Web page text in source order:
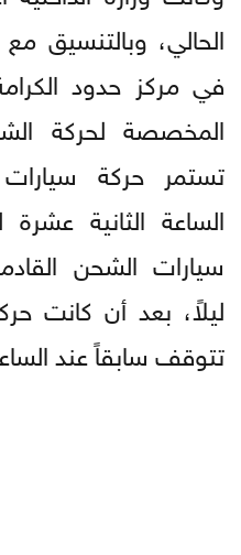
الحالي، وبالتنسيق
في مركز حدود
المخصصة لحركة
تستمر حركة
الساعة الثانية
سيارات الشحن
ليلاً، بعد أن كانت
تتوقف سابقاً عند